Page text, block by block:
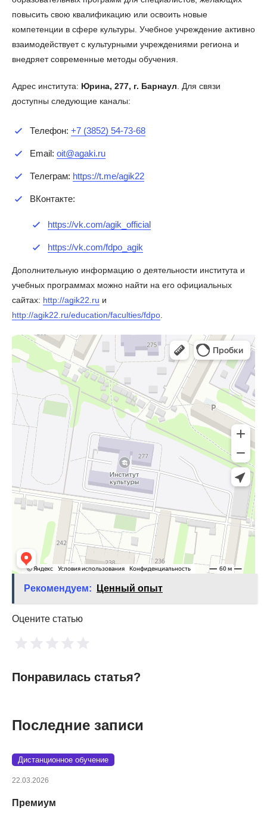
повысить свою квалификацию или освоить новые
компетенции в сфере культуры. Учебное учреждение активно
взаимодействует с культурными учреждениями региона и
внедряет современные методы обучения.
Адрес института: Юрина, 277, г. Барнаул . Для связи
доступны следующие каналы:
Телефон: +7 (3852) 54-73-68
Email: oit@agaki.ru
Телеграм: https://t.me/agik22
ВКонтакте:
https://vk.com/agik_official
https://vk.com/fdpo_agik
Дополнительную информацию о деятельности института и
учебных программах можно найти на его официальных
сайтах: http://agik22.ru и
http://agik22.ru/education/faculties/fdpo
Рекомендуем: Ценный опыт
Оцените статью
Понравилась статья?
Последние записи
Дистанционное обучение
22.03.2026
Премиум